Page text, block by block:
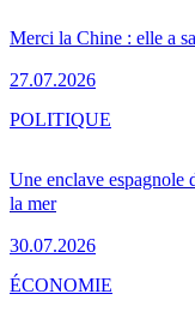
Merci la Chine : elle a
27.07.2026
Une enclave espagnole
la mer
30.07.2026
POLITIQUE
ÉCONOMIE